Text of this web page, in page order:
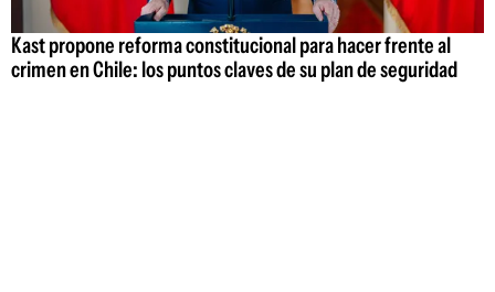
Kast propone reforma constitucional para hacer frente al
crimen en Chile: los puntos claves de su plan de seguridad